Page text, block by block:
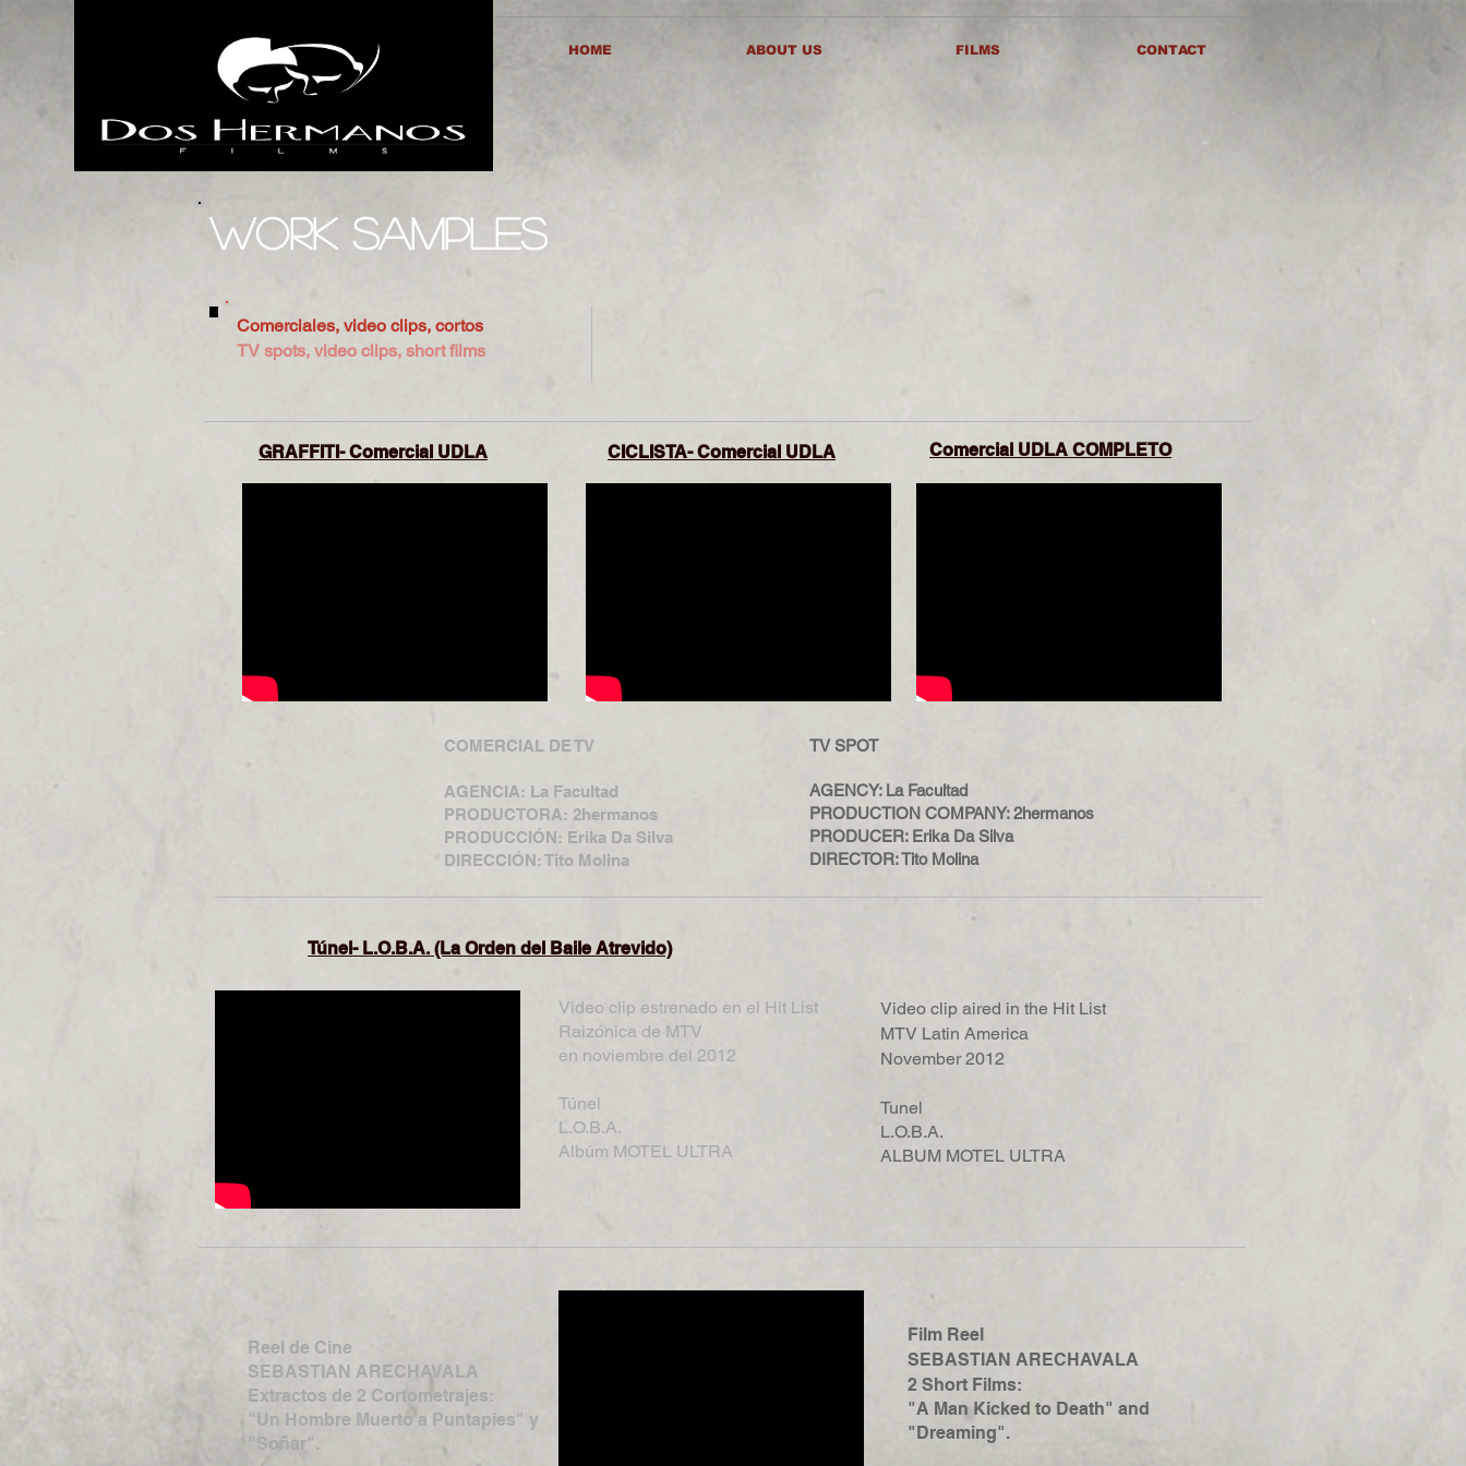
HOME ABOUT US FILMS CONTACT
Work Samples
Comerciales, video clips, cortos
TV spots, video clips, short films
GRAFFITI- Comercial UDLA CICLISTA- Comercial UDLA Comercial UDLA COMPLETO
COMERCIAL DE TV
AGENCIA: La Facultad
PRODUCTORA: 2hermanos
PRODUCCIÓN: Erika Da Silva
DIRECCIÓN: Tito Molina
TV SPOT
AGENCY: La Facultad
PRODUCTION COMPANY: 2hermanos​
PRODUCER: Erika Da Silva
DIRECTOR: Tito Molina
Túnel- L.O.B.A. (La Orden del Baile Atrevido)
Video clip estrenado en el Hit List
Raizónica de MTV
en noviembre del 2012 ​
​​Túnel
L.O.B.A.
Albúm MOTEL ULTRA
Video clip aired in the Hit List
MTV Latin America
November 2012
Tunel
​L.O.B.A.
ALBUM MOTEL ULTRA
Reel de Cine
SEBASTIAN ARECHAVALA
Extractos de 2 Cortometrajes:
"Un Hombre Muerto a Puntapies" y
"Soñar".
Film Reel
SEBASTIAN ARECHAVALA
2 Short Films:
"A Man Kicked to Death" and
"Dreaming".